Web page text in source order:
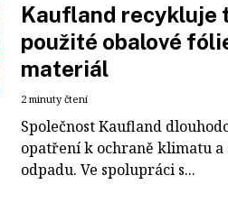
Kaufland recykluje
použité obalové
materiál
2 minuty čtení
Společnost Kaufland
opatření k ochraně klimatu a
odpadu. Ve spolupráci s...